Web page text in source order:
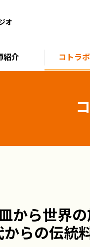
オ
紹介 コトラ
から世界
らの伝統